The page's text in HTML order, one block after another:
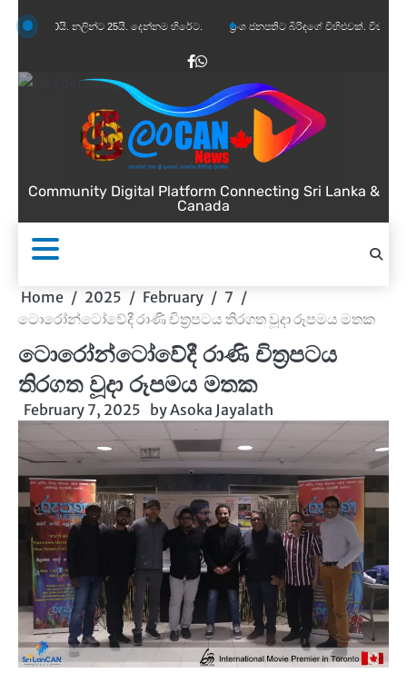
Skip
to25යි. දෙන්නම හිරේට. ප්‍රංශ ජනපතිට බිරිඳගේ විහිළුවක්. විහිළුවදුරදිග යයි.
Facebook
WhatsApp
Community Digital Platform Connecting Sri Lanka &
Canada
Home 2025 February
7
ටොරෝන්ටෝවේදී රාණි චිත්‍රපටය තිරගත වූදා රූපමය මතක
ටොරෝන්ටෝවේදී රාණි චිත්‍රපටය
තිරගත වූදා රූපමය මතක
February 7, 2025 byAsoka Jayalath